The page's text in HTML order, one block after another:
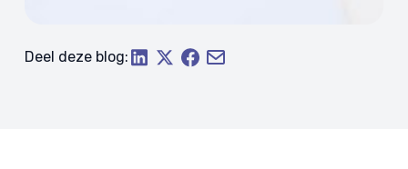
Deel deze blog: